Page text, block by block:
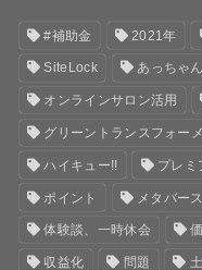
#補助金 2021年
SiteLock あっちゃん
オンラインサロン活用
グリーントランスフォー
ハイキュー!! プレミ
ポイント メタバース
体験談、一時休会
収益化 問題